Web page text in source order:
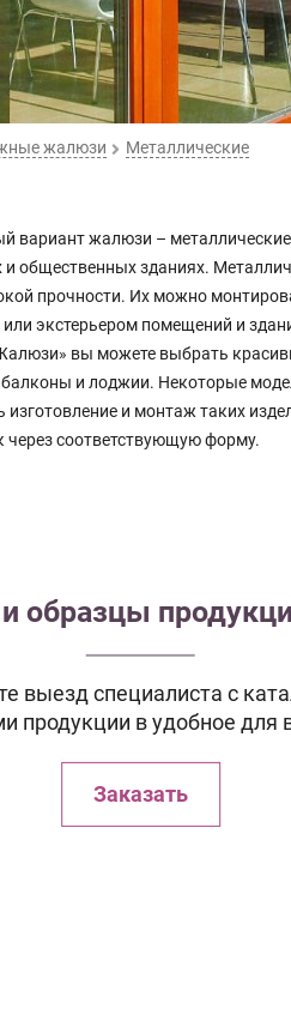
жалюзи Металлические
вариант жалюзи –
общественных зданиях.
прочности. Их можно
или экстерьером помещений и
вы можете выбрать
и лоджии. Некоторые
изготовление и монтаж таких
через соответствующую форму.
и образцы
выезд специалиста с
продукции в удобное для
Заказать